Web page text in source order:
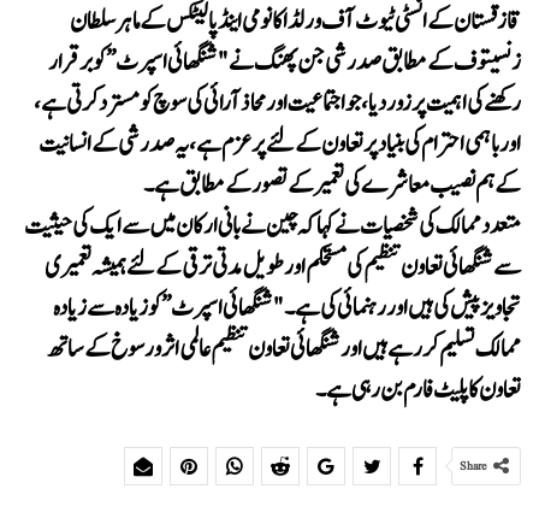
قازقستان کے انسٹی ٹیوٹ آف ورلڈ اکانومی اینڈ پالیٹکس کے ماہر سلطان
زنسیتوف کے مطابق صدر شی جن پھنگ نے "شنگھائی اسپرٹ” کو برقرار
رکھنے کی اہمیت پر زور دیا، جو اجتماعیت اور محاذ آرائی کی سوچ کو مسترد کرتی ہے،
اور باہمی احترام کی بنیاد پر تعاون کے لئے پرعزم ہے، یہ صدر شی کے انسانیت
کے ہم نصیب معاشرے کی تعمیر کے تصور کے مطابق ہے۔
متعدد ممالک کی شخصیات نے کہا کہ چین نے بانی ارکان میں سے ایک کی حیثیت
سے شنگھائی تعاون تنظیم کی مستحکم اور طویل مدتی ترقی کے لئے ہمیشہ تعمیری
تجاویز پیش کی ہیں اور رہنمائی کی ہے۔ "شنگھائی اسپرٹ” کو زیادہ سے زیادہ
ممالک تسلیم کر رہے ہیں اور شنگھائی تعاون تنظیم عالمی اثر و رسوخ کے ساتھ
تعاون کا پلیٹ فارم بن رہی ہے۔
Share